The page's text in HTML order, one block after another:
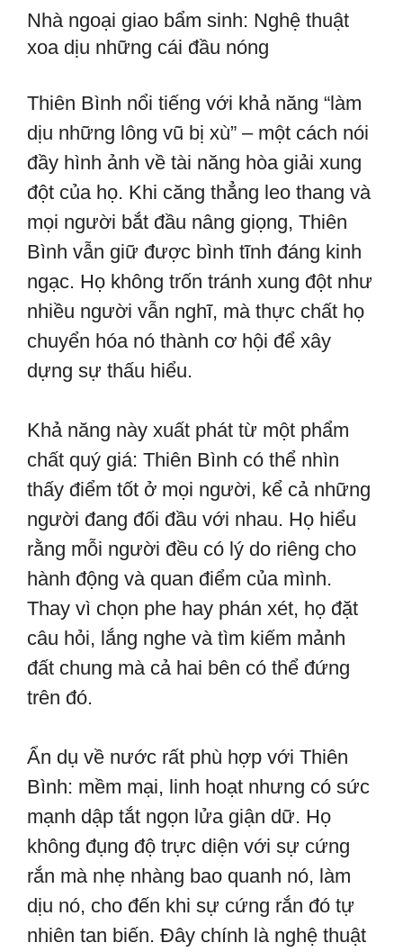
Nhà ngoại giao bẩm sinh: Nghệ thuật
xoa dịu những cái đầu nóng
Thiên Bình nổi tiếng với khả năng “làm
dịu những lông vũ bị xù” – một cách nói
đầy hình ảnh về tài năng hòa giải xung
đột của họ. Khi căng thẳng leo thang và
mọi người bắt đầu nâng giọng, Thiên
Bình vẫn giữ được bình tĩnh đáng kinh
ngạc. Họ không trốn tránh xung đột như
nhiều người vẫn nghĩ, mà thực chất họ
chuyển hóa nó thành cơ hội để xây
dựng sự thấu hiểu.
Khả năng này xuất phát từ một phẩm
chất quý giá: Thiên Bình có thể nhìn
thấy điểm tốt ở mọi người, kể cả những
người đang đối đầu với nhau. Họ hiểu
rằng mỗi người đều có lý do riêng cho
hành động và quan điểm của mình.
Thay vì chọn phe hay phán xét, họ đặt
câu hỏi, lắng nghe và tìm kiếm mảnh
đất chung mà cả hai bên có thể đứng
trên đó.
Ẩn dụ về nước rất phù hợp với Thiên
Bình: mềm mại, linh hoạt nhưng có sức
mạnh dập tắt ngọn lửa giận dữ. Họ
không đụng độ trực diện với sự cứng
rắn mà nhẹ nhàng bao quanh nó, làm
dịu nó, cho đến khi sự cứng rắn đó tự
nhiên tan biến. Đây chính là nghệ thuật